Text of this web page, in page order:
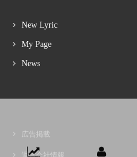
New Lyric
My Page
News
広告掲載
運営会社情報